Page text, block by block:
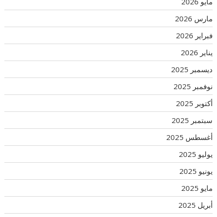
مارس 2026
فبراير 2026
يناير 2026
ديسمبر 2025
نوفمبر 2025
أكتوبر 2025
سبتمبر 2025
أغسطس 2025
يوليو 2025
يونيو 2025
مايو 2025
أبريل 2025